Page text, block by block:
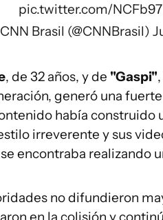
pic.twitter.com/
Brasil (@CNNBrasil)
, de 32 años, y de "Gaspi"
generó una
había construido
irreverente y sus
encontraba realizando
no difundieron
en la colisión y